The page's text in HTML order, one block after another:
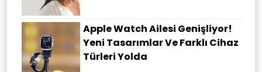
Apple Watch Ailesi Genişliyor!
Yeni Tasarımlar Ve Farklı Cihaz
Türleri Yolda